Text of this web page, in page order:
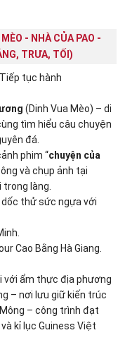
- NHÀ CỦA PAO -
TRƯA, TỐI)
tục hành
(Dinh Vua Mèo) – di
tìm hiểu câu chuyện
đá.
phim “chuyện của
và chụp ảnh tại
làng.
dốc thử sức ngựa với
Cao Bằng Hà Giang.
với ẩm thực địa phương
– nơi lưu giữ kiến trúc
– công trình đạt
kỉ lục Guiness Việt